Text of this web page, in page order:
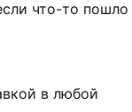
что-то пошло
в любой